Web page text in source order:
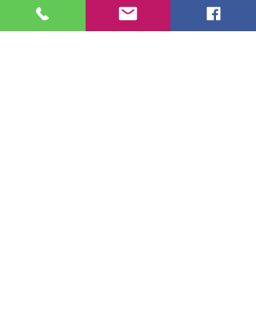
E em 10 de junho haverá Assembleia